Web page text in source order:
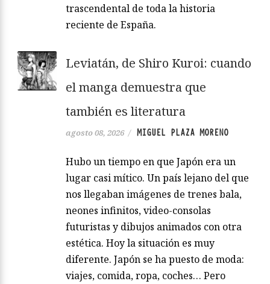
trascendental de toda la historia
reciente de España.
Leviatán, de Shiro Kuroi: cuando
el manga demuestra que
también es literatura
agosto 08, 2026 / MIGUEL PLAZA MORENO
Hubo un tiempo en que Japón era un
lugar casi mítico. Un país lejano del que
nos llegaban imágenes de trenes bala,
neones infinitos, video-consolas
futuristas y dibujos animados con otra
estética. Hoy la situación es muy
diferente. Japón se ha puesto de moda:
viajes, comida, ropa, coches… Pero